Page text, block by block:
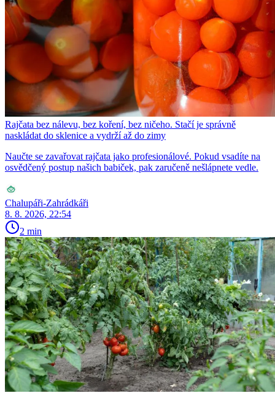
Rajčata bez nálevu, bez koření, bez ničeho. Stačí je správně
naskládat do sklenice a vydrží až do zimy
Naučte se zavařovat rajčata jako profesionálové. Pokud vsadíte na
osvědčený postup našich babiček, pak zaručeně nešlápnete vedle.
Chalupáři-Zahrádkáři
8. 8. 2026, 22:54
2 min